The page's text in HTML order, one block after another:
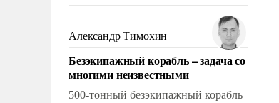
на себя ответственность, помогать
слабым, идти вперед и
адаптироваться.
Александр Тимохин
Безэкипажный корабль – задача со
многими неизвестными
500-тонный безэкипажный корабль